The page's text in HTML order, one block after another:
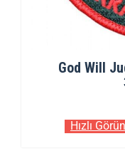
God Will
Hızlı